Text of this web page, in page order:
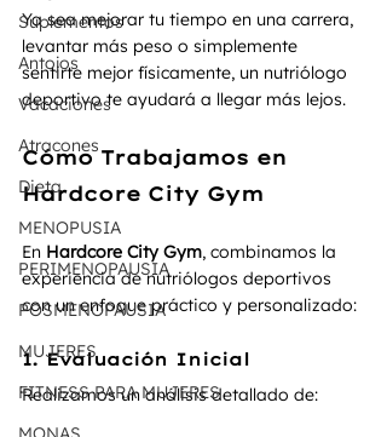
Suplementos
Antojos
Vacaciones
Atracones
Dieta
MENOPUSIA
PERIMENOPAUSIA
POSMENOPAUSIA
MUJERES
FITNESS PARA MUJERES
Ya sea mejorar tu tiempo en una carrera,
levantar más peso o simplemente
sentirte mejor físicamente, un nutriólogo
deportivo te ayudará a llegar más lejos.
Cómo Trabajamos en
Hardcore City Gym
En Hardcore City Gym, combinamos la
experiencia de nutriólogos deportivos
con un enfoque práctico y personalizado:
1. Evaluación Inicial
Realizamos un análisis detallado de: